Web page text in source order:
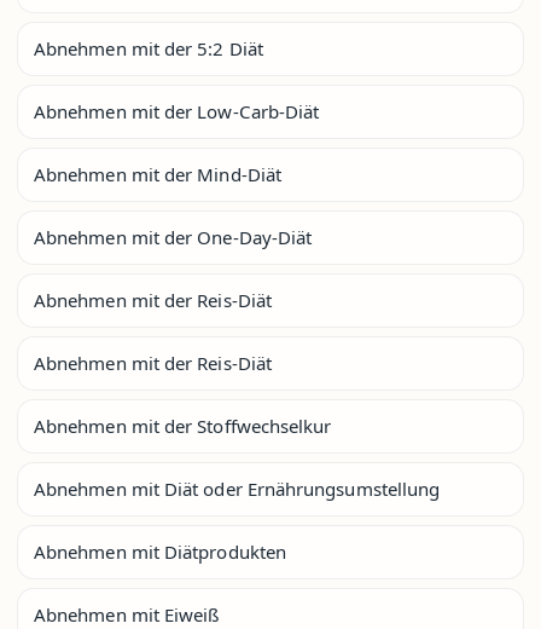
Abnehmen mit der 5:2 Diät
Abnehmen mit der Low-Carb-Diät
Abnehmen mit der Mind-Diät
Abnehmen mit der One-Day-Diät
Abnehmen mit der Reis-Diät
Abnehmen mit der Reis-Diät
Abnehmen mit der Stoffwechselkur
Abnehmen mit Diät oder Ernährungsumstellung
Abnehmen mit Diätprodukten
Abnehmen mit Eiweiß